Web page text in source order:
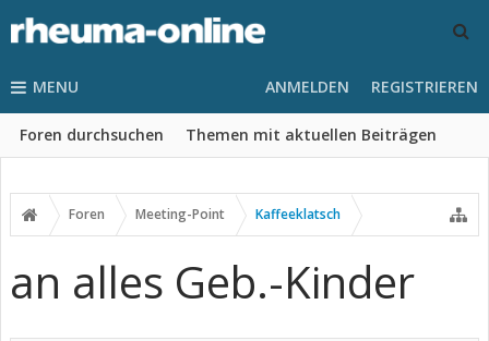
MENU
Foren durchsuchen Themen mit aktuellen Beiträgen
ANMELDEN REGISTRIEREN
Foren Meeting-Point Kaffeeklatsch
an alles Geb.-Kinder